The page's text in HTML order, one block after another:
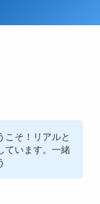
こそ！リアルと
ています。一緒